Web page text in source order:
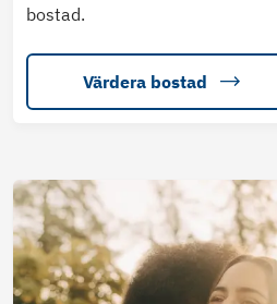
bostad.
Värdera bostad